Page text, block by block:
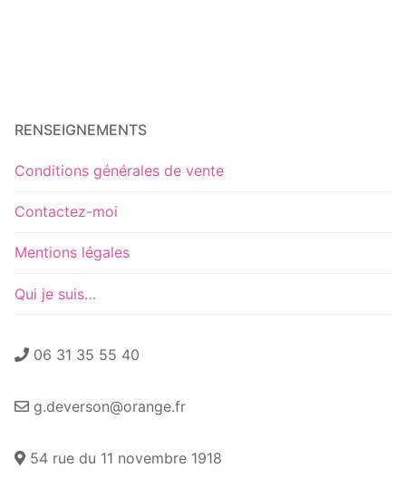
RENSEIGNEMENTS
Conditions générales de vente
Contactez-moi
Mentions légales
Qui je suis…
06 31 35 55 40
g.deverson@orange.fr
54 rue du 11 novembre 1918